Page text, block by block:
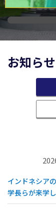
お知らせ
インドネシア
学長らが来学